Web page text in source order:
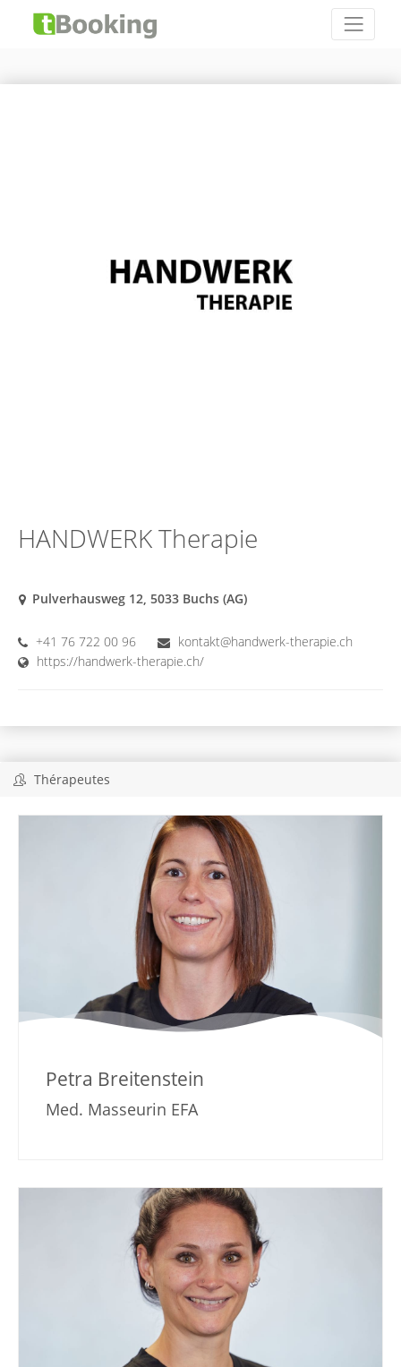
HANDWERK Therapie
Pulverhausweg 12, 5033 Buchs (AG)
+41 76 722 00 96
kontakt@handwerk-therapie.ch
https://handwerk-therapie.ch/
Thérapeutes
Petra Breitenstein
Med. Masseurin EFA